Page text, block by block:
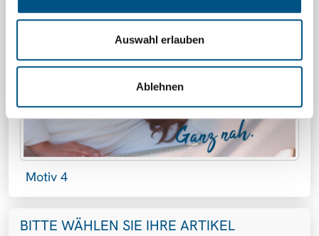
Auswahl erlauben
Ablehnen
Motiv 4
BITTE WÄHLEN SIE IHRE ARTIKEL